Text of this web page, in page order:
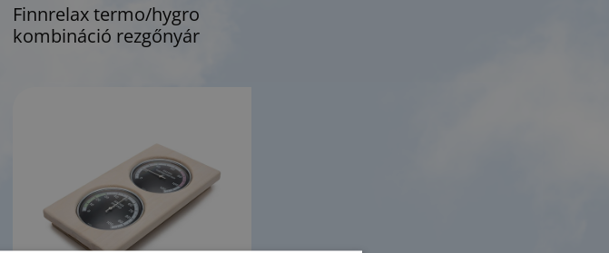
Finnrelax termo/hygro
kombináció rezgőnyár